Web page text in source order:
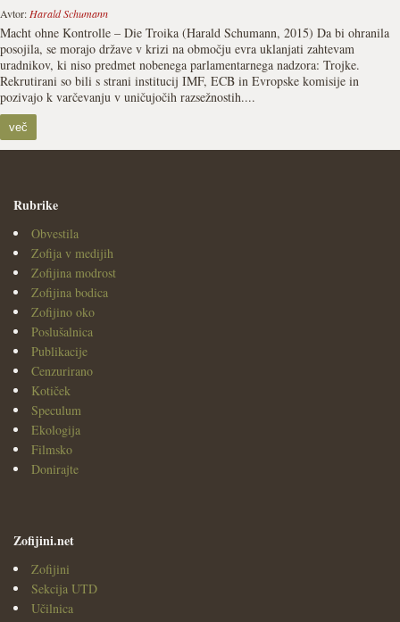
Avtor: Harald Schumann
Macht ohne Kontrolle – Die Troika (Harald Schumann, 2015) Da bi ohranila
posojila, se morajo države v krizi na območju evra uklanjati zahtevam
uradnikov, ki niso predmet nobenega parlamentarnega nadzora: Trojke.
Rekrutirani so bili s strani institucij IMF, ECB in Evropske komisije in
pozivajo k varčevanju v uničujočih razsežnostih....
več
Rubrike
Obvestila
Zofija v medijih
Zofijina modrost
Zofijina bodica
Zofijino oko
Poslušalnica
Publikacije
Cenzurirano
Kotiček
Speculum
Ekologija
Filmsko
Donirajte
Zofijini.net
Zofijini
Sekcija UTD
Učilnica